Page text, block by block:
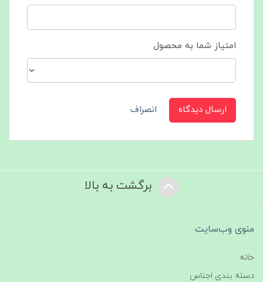
امتیاز شما به محصول
ارسال دیدگاه انصراف
برگشت به بالا
منوی وب‌سایت
خانه
دسته بندی اجناس